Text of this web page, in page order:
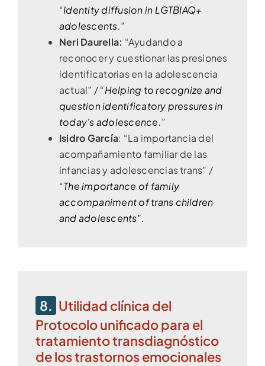
“Identity diffusion in LGTBIAQ+
adolescents.”
Neri Daurella: “Ayudando a
reconocer y cuestionar las presiones
identificatorias en la adolescencia
actual” /“Helping to recognize and
question identificatory pressures in
today’s adolescence.”
Isidro García: “La importancia del
acompañamiento familiar de las
infancias y adolescencias trans” /
“The importance of family
accompaniment of trans children
and adolescents”.
8. Utilidad clínica del
Protocolo unificado para el
tratamiento transdiagnóstico
de los trastornos emocionales